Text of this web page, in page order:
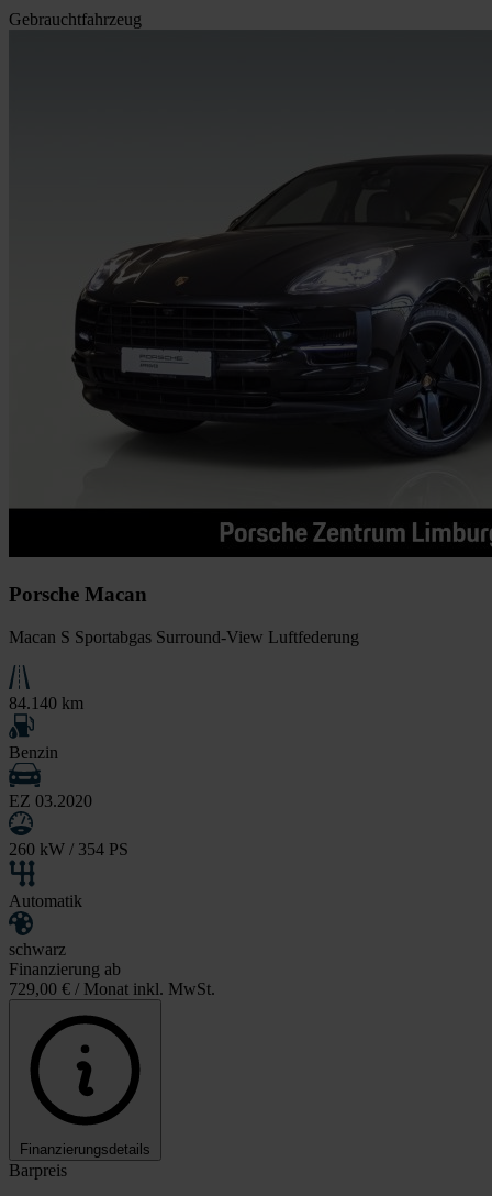
Gebrauchtfahrzeug
Porsche Macan
Macan S Sportabgas Surround-View Luftfederung
84.140 km
Benzin
EZ 03.2020
260 kW / 354 PS
Automatik
schwarz
Finanzierung ab
729,00 € / Monat inkl. MwSt.
Finanzierungsdetails
Barpreis